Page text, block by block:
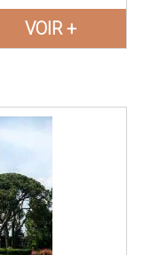
VOIR +